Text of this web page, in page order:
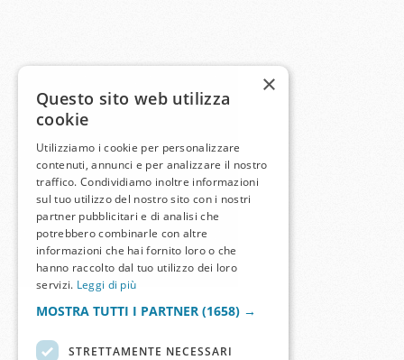
×
Questo sito web utilizza
cookie
Utilizziamo i cookie per personalizzare
contenuti, annunci e per analizzare il nostro
traffico. Condividiamo inoltre informazioni
sul tuo utilizzo del nostro sito con i nostri
partner pubblicitari e di analisi che
potrebbero combinarle con altre
informazioni che hai fornito loro o che
hanno raccolto dal tuo utilizzo dei loro
servizi. Leggi di più
MOSTRA TUTTI I PARTNER (1658) →
STRETTAMENTE NECESSARI